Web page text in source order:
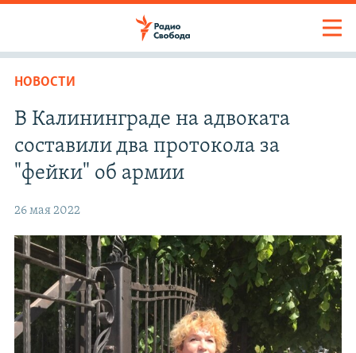
НОВОСТИ
В Калининграде на адвоката
составили два протокола за
"фейки" об армии
26 мая 2022